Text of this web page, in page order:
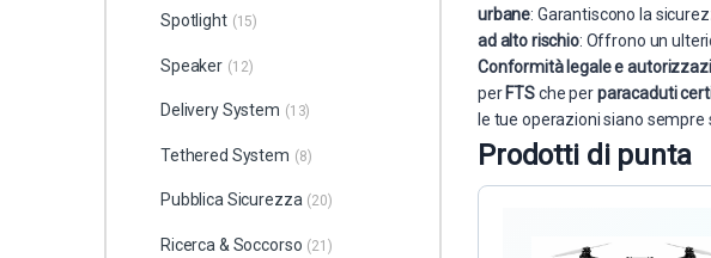
urbane: Garantiscono la
ad alto rischio: Offrono un
Conformità legale e
per FTSche perparacaduti
le tue operazioni siano
Prodotti di punta
Spotlight (15)
Speaker (12)
Delivery System (13)
Tethered System (8)
Pubblica Sicurezza (20)
Ricerca & Soccorso (21)